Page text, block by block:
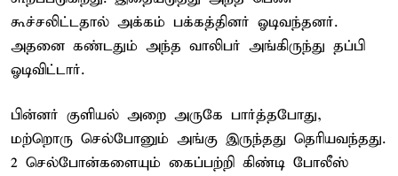
கூச்சலிட்டதால் அக்கம் பக்கத்தினர் ஓடிவந்தனர்.
அதனை கண்டதும் அந்த வாலிபர் அங்கிருந்து தப்பி
ஓடிவிட்டார்.
பின்னர் குளியல் அறை அருகே பார்த்தபோது,
மற்றொரு செல்போனும் அங்கு இருந்தது தெரியவந்தது.
2 செல்போன்களையும் கைப்பற்றி கிண்டி போலீஸ்